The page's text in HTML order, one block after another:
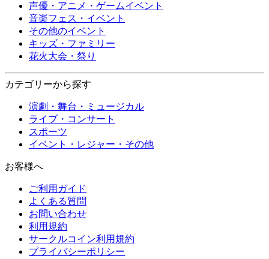
声優・アニメ・ゲームイベント
音楽フェス・イベント
その他のイベント
キッズ・ファミリー
花火大会・祭り
カテゴリーから探す
演劇・舞台・ミュージカル
ライブ・コンサート
スポーツ
イベント・レジャー・その他
お客様へ
ご利用ガイド
よくある質問
お問い合わせ
利用規約
サークルコイン利用規約
プライバシーポリシー